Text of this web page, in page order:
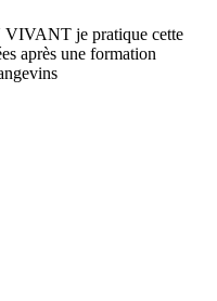
je pratique cette
après une formation